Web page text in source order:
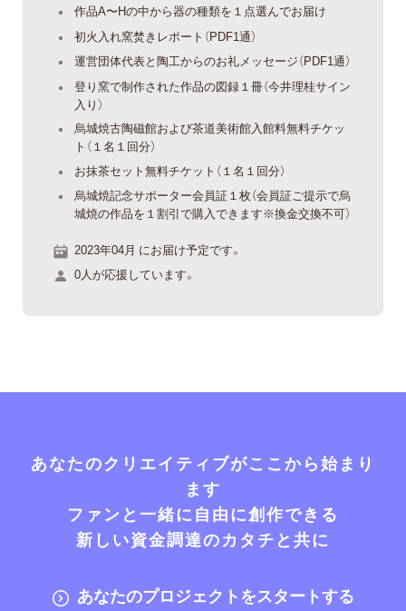
作品A〜Hの中から器の種類を１点選んでお届け
初火入れ窯焚きレポート（PDF1通）
運営団体代表と陶工からのお礼メッセージ（PDF1通）
登り窯で制作された作品の図録１冊（今井理桂サイン
入り）
烏城焼古陶磁館および茶道美術館入館料無料チケッ
ト（１名１回分）
お抹茶セット無料チケット（１名１回分）
烏城焼記念サポーター会員証１枚（会員証ご提示で烏
城焼の作品を１割引で購入できます※換金交換不可）
2023年04月 にお届け予定です。
0人が応援しています。
あなたのクリエイティブがここから始まり
ます
ファンと一緒に自由に創作できる
新しい資金調達のカタチと共に
あなたのプロジェクトをスタートする